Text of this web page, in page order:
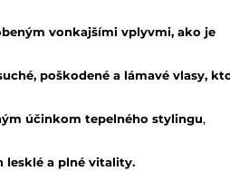
vonkajšími vplyvmi, ako je
poškodené a lámavé vlasy,
účinkom tepelného stylingu,
lesklé a plné vitality.